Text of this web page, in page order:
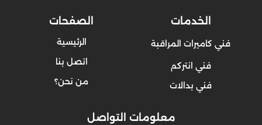
الخدمات
فني كاميرات المراقبة
فني انتركم
فني بدالات
الصفحات
الرئيسية
اتصل بنا
من نحن؟
معلومات التواصل